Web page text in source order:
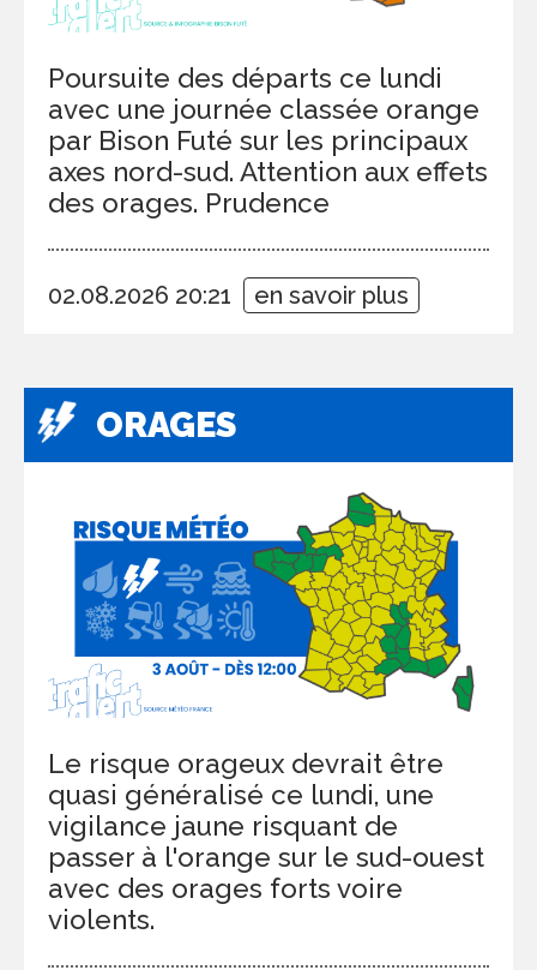
Poursuite des départs ce lundi
avec une journée classée orange
par Bison Futé sur les principaux
axes nord-sud. Attention aux effets
des orages. Prudence
02.08.2026 20:21 en savoir plus
ORAGES
Le risque orageux devrait être
quasi généralisé ce lundi, une
vigilance jaune risquant de
passer à l'orange sur le sud-ouest
avec des orages forts voire
violents.